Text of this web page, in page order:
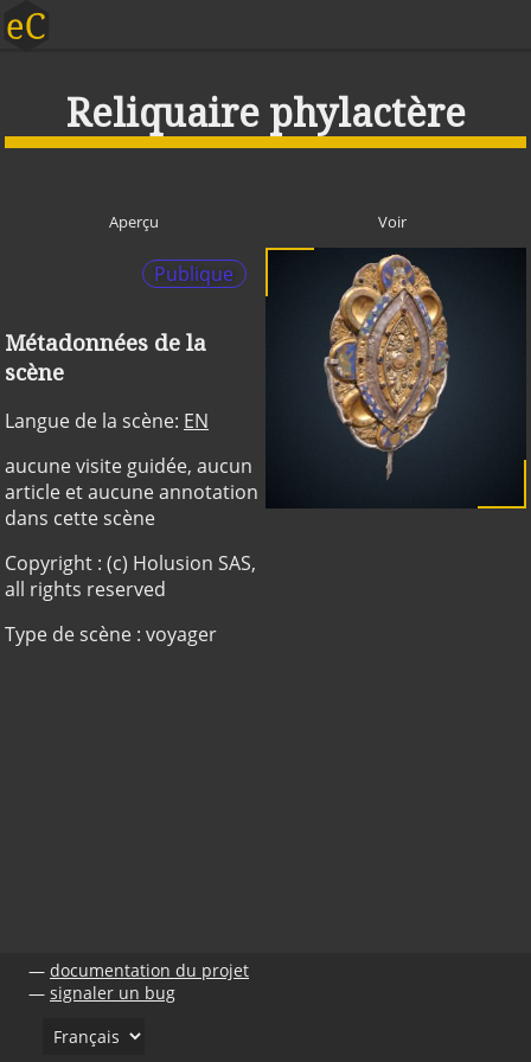
Reliquaire phylactère
Aperçu Voir
Publique
Métadonnées de la
scène
Langue de la scène: EN
aucune visite guidée, aucun
article et aucune annotation
dans cette scène
Copyright : (c) Holusion SAS,
all rights reserved
Type de scène : voyager
documentation du projet
signaler un bug